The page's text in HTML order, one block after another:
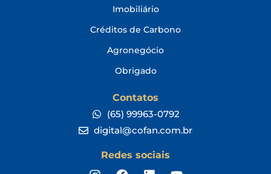
Imobiliário
Créditos de Carbono
Agronegócio
Obrigado
Contatos
(65) 99963-0792
digital@cofan.com.br
Redes sociais